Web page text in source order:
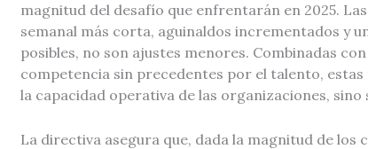
magnitud del desafío que enfrentarán en 2025.
semanal más corta, aguinaldos incrementados y
posibles, no son ajustes menores. Combinadas
competencia sin precedentes por el talento,
la capacidad operativa de las organizaciones,
La directiva asegura que, dada la magnitud de los